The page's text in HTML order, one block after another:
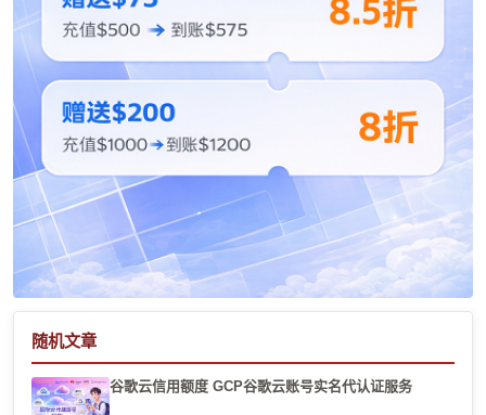
随机文章
谷歌云信用额度 GCP谷歌云账号实名代认证服务